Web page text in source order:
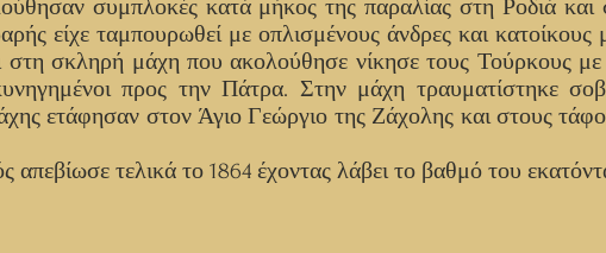
συμπλοκές κατά μήκος της παραλίας στη Ροδιά
είχε ταμπουρωθεί με οπλισμένους άνδρες και κατοίκους
στη σκληρή μάχη που ακολούθησε νίκησε τους Τούρκους
προς την Πάτρα. Στην μάχη τραυματίστηκε
ετάφησαν στον Άγιο Γεώργιο της Ζάχολης και στους
απεβίωσε τελικά το 1864 έχοντας λάβει το βαθμό του